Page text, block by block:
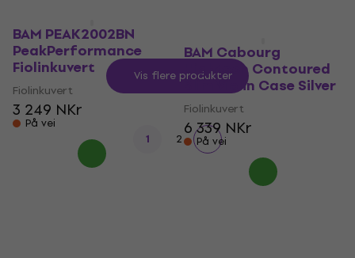
BAM PEAK2002BN
PeakPerformance
Fiolinkuvert
Fiolinkuvert
3 249 NKr
På vei
BAM Cabourg
Hightech Contoured
Slim Violin Case Silver
Fiolinkuvert
6 339 NKr
På vei
Vis flere produkter
1 2